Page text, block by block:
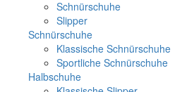
Schnürschuhe
Slipper
Schnürschuhe
Klassische Schnürschuhe
Sportliche Schnürschuhe
Halbschuhe